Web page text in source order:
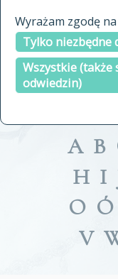
Wyrażam zgodę
Tylko niezbędne
Wszystkie (także
odwiedzin)
A B
H I
O Ó
V